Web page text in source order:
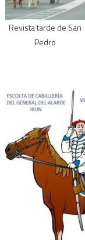
Revista tarde de San
Pedro